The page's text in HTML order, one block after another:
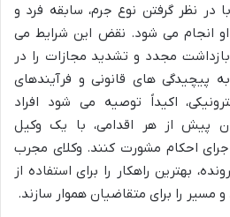
در نظر گرفتن نوع جرم، سابقه فرد و
او انجام می شود. نقض این شرایط می
مجدد و تشدید مجازات را در
پیچیدگی های قانونی و فرآیندهای
اکیداً توصیه می شود افراد
پیش از هر اقدامی، با یک وکیل
احکام مشورت کنند. وکلای مجرب
بهترین راهکار را برای استفاده از
و مسیر را برای متقاضیان هموار سازند.